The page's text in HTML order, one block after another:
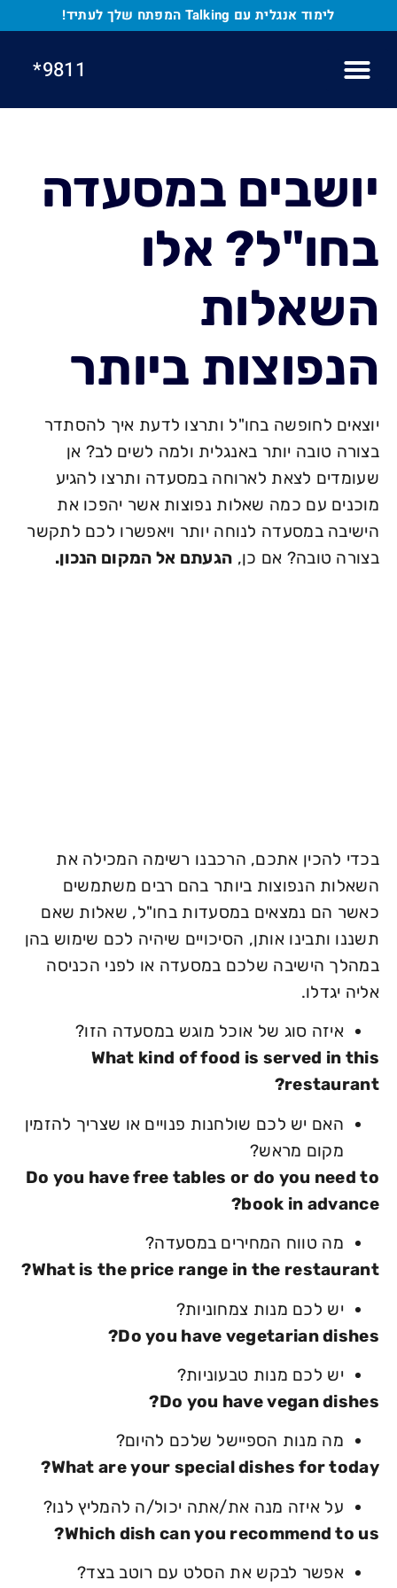
לימוד אנגלית עם Talking המפתח שלך לעתיד!
9811*
יושבים במסעדה
בחו"ל? אלו
השאלות
הנפוצות ביותר
יוצאים לחופשה בחו"ל ותרצו לדעת איך להסתדר
בצורה טובה יותר באנגלית ולמה לשים לב? אן
שעומדים לצאת לארוחה במסעדה ותרצו להגיע
מוכנים עם כמה שאלות נפוצות אשר יהפכו את
הישיבה במסעדה לנוחה יותר ויאפשרו לכם לתקשר
בצורה טובה? אם כן, הגעתם אל המקום הנכון.
בכדי להכין אתכם, הרכבנו רשימה המכילה את
השאלות הנפוצות ביותר בהם רבים משתמשים
כאשר הם נמצאים במסעדות בחו"ל, שאלות שאם
תשננו ותבינו אותן, הסיכויים שיהיה לכם שימוש בהן
במהלך הישיבה שלכם במסעדה או לפני הכניסה
אליה יגדלו.
איזה סוג של אוכל מוגש במסעדה הזו?
What kind of food is served in this
restaurant?
האם יש לכם שולחנות פנויים או שצריך להזמין
מקום מראש?
Do you have free tables or do you need to
book in advance?
מה טווח המחירים במסעדה?
What is the price range in the restaurant?
יש לכם מנות צמחוניות?
Do you have vegetarian dishes?
יש לכם מנות טבעוניות?
Do you have vegan dishes?
מה מנות הספיישל שלכם להיום?
What are your special dishes for today?
על איזה מנה את/אתה יכול/ה להמליץ לנו?
Which dish can you recommend to us?
אפשר לבקש את הסלט עם רוטב בצד?